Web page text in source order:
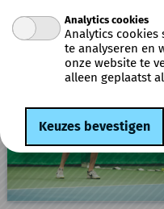
Analytics cookies
Analytics cookies
te analyseren en
onze website te
alleen geplaatst